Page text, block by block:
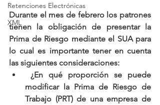
Retenciones Electrónicas
XML
Durante el mes de febrero los patrones
tienen la obligación de presentar la
Prima de Riesgo mediante el SUA para
lo cual es importante tener en cuenta
las siguientes consideraciones:
¿En qué proporción se puede
modificar la Prima de Riesgo de
Trabajo (PRT) de una empresa de